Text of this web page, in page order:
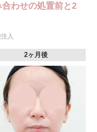
わせの処置前と2
入
2ヶ月後